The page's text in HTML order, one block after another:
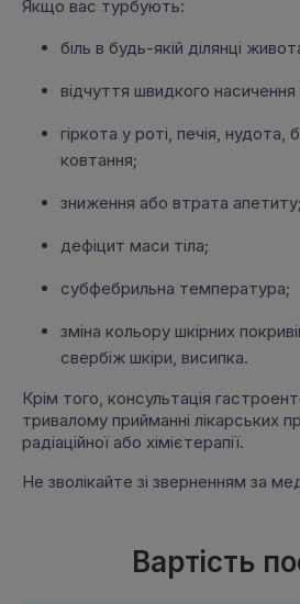
Якщо вас турбують:
біль в будь-якій ділянці
відчуття швидкого насичення
гіркота у роті, печія,
ковтання;
зниження або втрата апетиту;
дефіцит маси тіла;
субфебрильна температура;
зміна кольору шкірних
свербіж шкіри, висипка.
Крім того, консультація
тривалому прийманні лікарських
радіаційної або хімієтерапії.
Не зволікайте зі зверненням за
Вартість